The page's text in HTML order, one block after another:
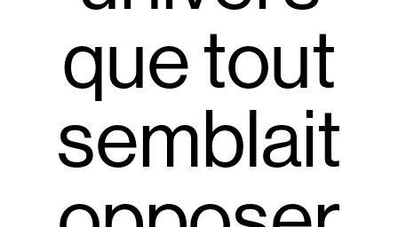
que tout
semblait